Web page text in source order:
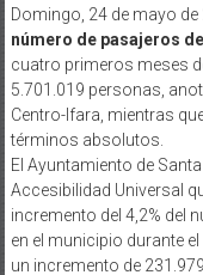
Domingo, 24 de mayo de
número de pasajeros
cuatro primeros meses
5.701.019 personas,
Centro-Ifara, mientras
términos absolutos.
El Ayuntamiento de
Accesibilidad Universal
incremento del 4,2% del
en el municipio durante
un incremento de